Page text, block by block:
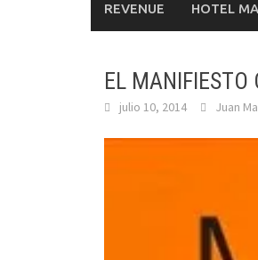
REVENUE HOTEL
EL MANIFIESTO
julio 10, 2014 Juan